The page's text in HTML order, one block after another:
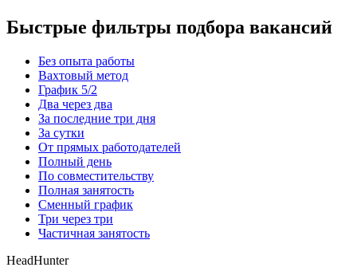
Быстрые фильтры подбора вакансий
Без опыта работы
Вахтовый метод
График 5/2
Два через два
За последние три дня
За сутки
От прямых работодателей
Полный день
По совместительству
Полная занятость
Сменный график
Три через три
Частичная занятость
HeadHunter